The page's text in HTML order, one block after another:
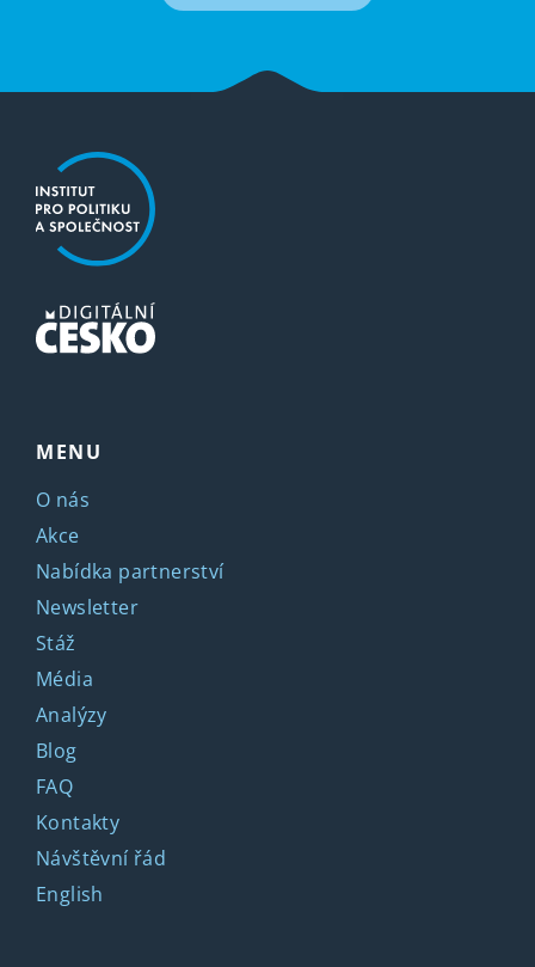
MENU
O nás
Akce
Nabídka partnerství
Newsletter
Stáž
Média
Analýzy
Blog
FAQ
Kontakty
Návštěvní řád
English